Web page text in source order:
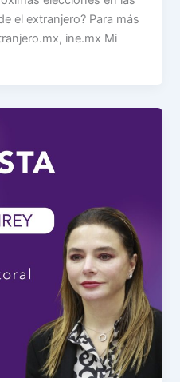
el extranjero? Para más
ine.mx Mi